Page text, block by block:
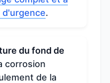
.
du fond de
corrosion
de la